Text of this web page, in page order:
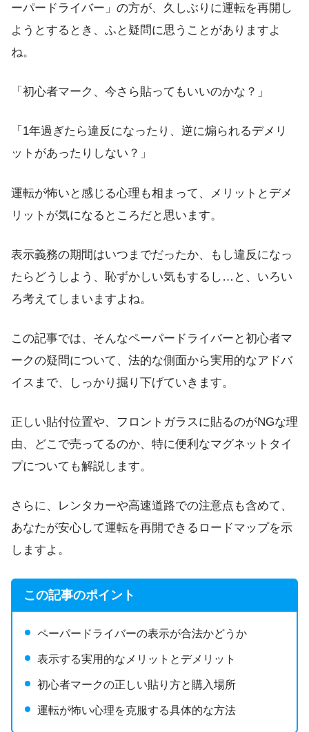
ーパードライバー」の方が、久しぶりに運転を再開し
ようとするとき、ふと疑問に思うことがありますよ
ね。
「初心者マーク、今さら貼ってもいいのかな？」
「1年過ぎたら違反になったり、逆に煽られるデメリ
ットがあったりしない？」
運転が怖いと感じる心理も相まって、メリットとデメ
リットが気になるところだと思います。
表示義務の期間はいつまでだったか、もし違反になっ
たらどうしよう、恥ずかしい気もするし…と、いろい
ろ考えてしまいますよね。
この記事では、そんなペーパードライバーと初心者マ
ークの疑問について、法的な側面から実用的なアドバ
イスまで、しっかり掘り下げていきます。
正しい貼付位置や、フロントガラスに貼るのがNGな理
由、どこで売ってるのか、特に便利なマグネットタイ
プについても解説します。
さらに、レンタカーや高速道路での注意点も含めて、
あなたが安心して運転を再開できるロードマップを示
しますよ。
この記事のポイント
ペーパードライバーの表示が合法かどうか
表示する実用的なメリットとデメリット
初心者マークの正しい貼り方と購入場所
運転が怖い心理を克服する具体的な方法